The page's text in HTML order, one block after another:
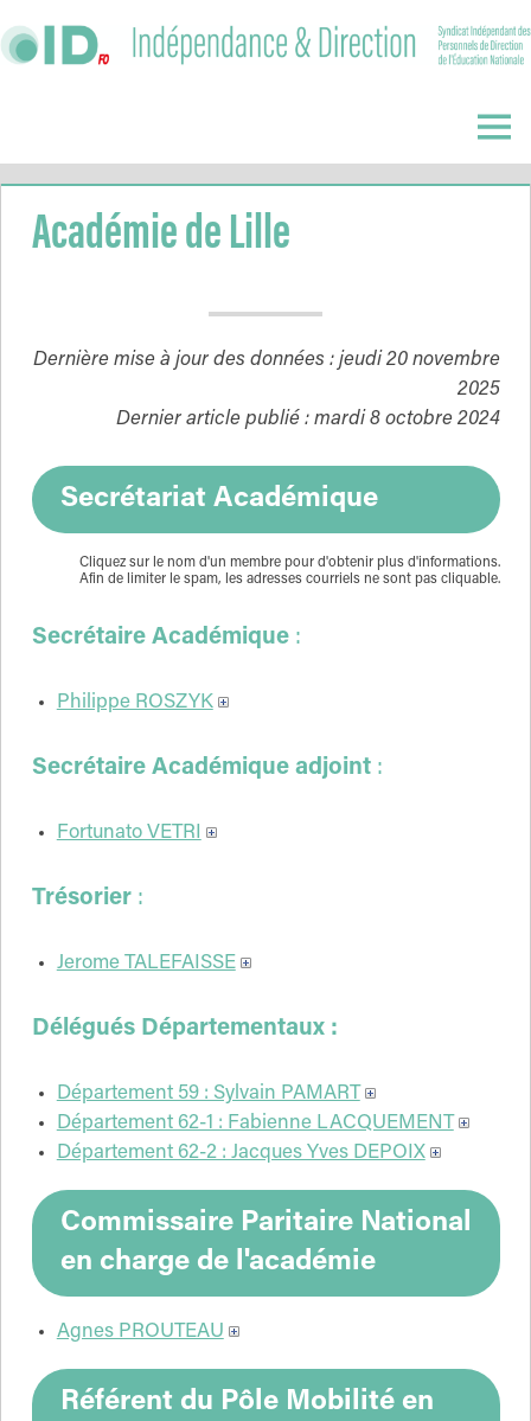
to
Direction
Menu
Académie de Lille
Dernière mise à jour des données : jeudi 20 novembre
2025
Dernier article publié : mardi 8 octobre 2024
Secrétariat Académique
Cliquez sur le nom d'un membre pour d'obtenir plus d'informations.
Afin de limiter le spam, les adresses courriels ne sont pas cliquable.
Secrétaire Académique:
Philippe ROSZYK
Secrétaire Académique adjoint:
Fortunato VETRI
Trésorier:
Jerome TALEFAISSE
Délégués Départementaux :
Département 59 : Sylvain PAMART
Département 62-1 : Fabienne LACQUEMENT
Département 62-2 : Jacques Yves DEPOIX
Commissaire Paritaire National
en charge de l'académie
Agnes PROUTEAU
Référent du Pôle Mobilité en